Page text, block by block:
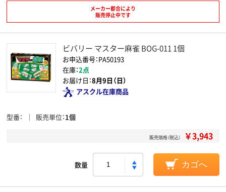
メーカー都合により
販売停止中です
ビバリー マスター麻雀 BOG-011 1個
お申込番号：PA50193
在庫：2点
お届け日：8月9日（日）
アスクル在庫商品
型番 販売単位 1個
販売価格（税込） ￥3,943
数量 カゴへ